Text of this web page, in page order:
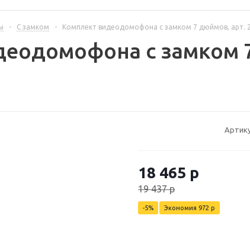
- С замком - Комплект видеодомофона с замком 7 дюймов, арт.
с замком
18 465 р
19 437р
-5% Экономия 972 р